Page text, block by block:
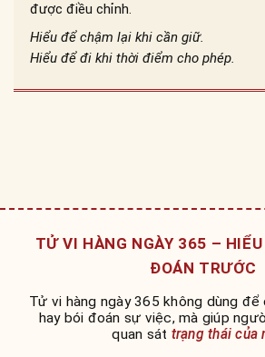
được điều chỉnh.
Hiểu để chậm lại khi cần giữ.
Hiểu để đi khi thời điểm cho phép.
TỬ VI HÀNG NGÀY 365 –
ĐOÁN TRƯỚC
Tử vi hàng ngày 365 không dùng
hay bói đoán sự việc, mà giúp
quan sát trạng thái của